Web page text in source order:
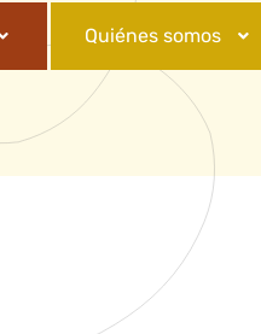
Quiénes somos